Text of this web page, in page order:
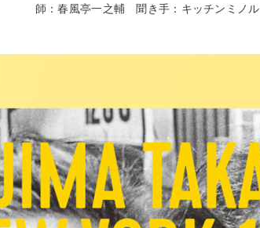
師：春風亭一之輔 聞き手：キッチンミノル